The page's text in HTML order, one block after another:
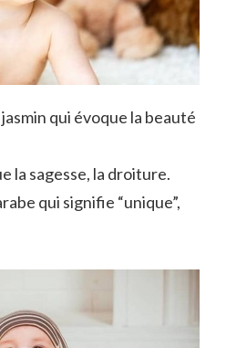
qui évoque la beauté
la sagesse, la droiture.
qui signifie “unique”,